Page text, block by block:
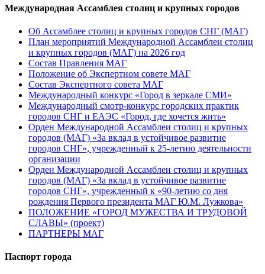
Международная Ассамблея столиц и крупных городов
Об Ассамблее столиц и крупных городов СНГ (МАГ)
План мероприятий Международной Ассамблеи столиц
и крупных городов (МАГ) на 2026 год
Состав Правления МАГ
Положение об Экспертном совете МАГ
Состав Экспертного совета МАГ
Международный конкурс «Город в зеркале СМИ»
Международный смотр-конкурс городских практик
городов СНГ и ЕАЭС «Город, где хочется жить»
Орден Международной Ассамблеи столиц и крупных
городов (МАГ) «За вклад в устойчивое развитие
городов СНГ», учрежденный к 25-летию деятельности
организации
Орден Международной Ассамблеи столиц и крупных
городов (МАГ) «За вклад в устойчивое развитие
городов СНГ», учрежденный к «90-летию со дня
рождения Первого президента МАГ Ю.М. Лужкова»
ПОЛОЖЕНИЕ «ГОРОД МУЖЕСТВА И ТРУДОВОЙ
СЛАВЫ» (проект)
ПАРТНЕРЫ МАГ
Паспорт города